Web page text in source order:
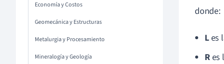
Economía y Costos
Geomecánica y Estructuras
Metalurgia y Procesamiento
Mineralogía y Geología
donde:
Les
Res